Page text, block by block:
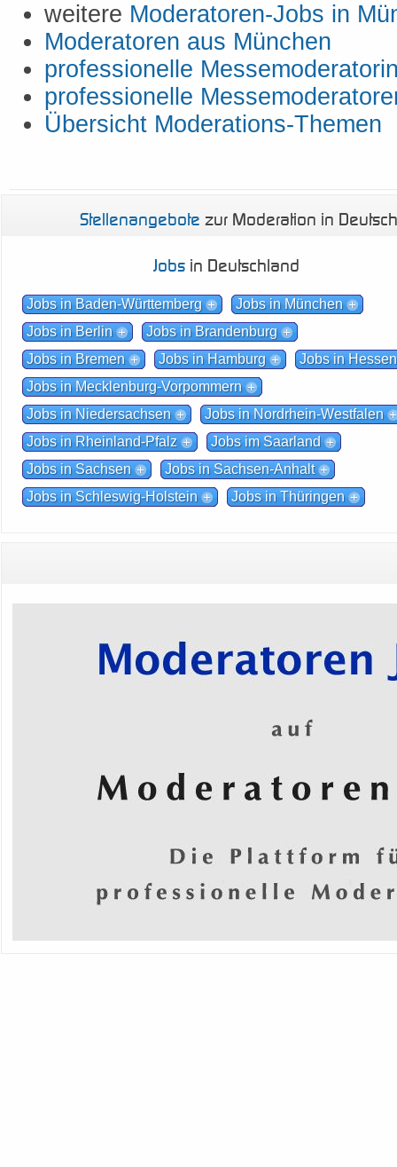
weitere Moderatoren-Jobs in
Moderatoren aus München
professionelle
professionelle
Übersicht Moderations-Themen
Stellenangebote zur Moderation in
Jobs in Deutschland
Jobs in Baden-Württemberg
Jobs in München
Jobs in Berlin
Jobs in Brandenburg
Jobs in Bremen
Jobs in Hamburg
Jobs in Hessen
Jobs in Mecklenburg-Vorpommern
Jobs in Niedersachsen
Jobs in Nordrhein-Westfalen
Jobs in Rheinland-Pfalz
Jobs im Saarland
Jobs in Sachsen
Jobs in Sachsen-Anhalt
Jobs in Schleswig-Holstein
Jobs in Thüringen